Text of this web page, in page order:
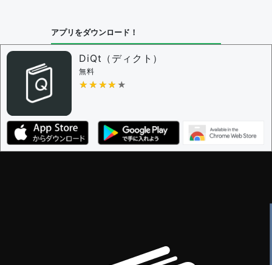
アプリをダウンロード！
DiQt（ディクト）
無料
★★★★★
★★★★★